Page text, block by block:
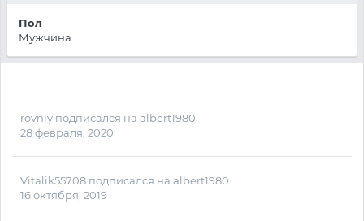
Пол
Мужчина
rovniy подписался на albert1980
28 февраля, 2020
Vitalik55708 подписался на albert1980
16 октября, 2019